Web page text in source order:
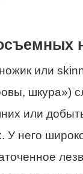
или
шкура»)
или
У него